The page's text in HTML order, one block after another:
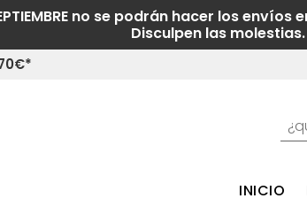
no se podrán hacer los
Disculpen las molestias.
INICIO